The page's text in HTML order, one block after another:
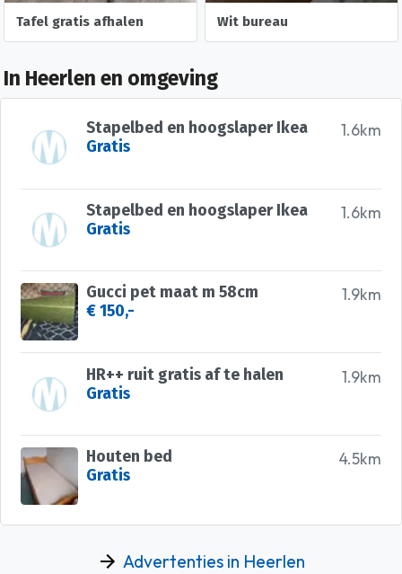
Tafel gratis afhalen Wit bureau
In Heerlen en omgeving
1.6km
Stapelbed en hoogslaper Ikea
Gratis
1.6km
Stapelbed en hoogslaper Ikea
Gratis
1.9km
Gucci pet maat m 58cm
€ 150,-
1.9km
HR++ ruit gratis af te halen
Gratis
4.5km
Houten bed
Gratis
Advertenties in Heerlen